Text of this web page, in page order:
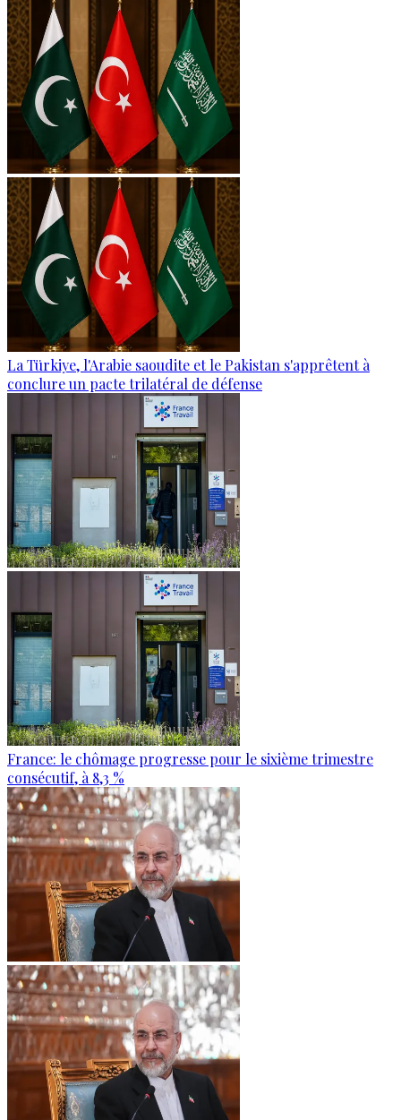
La Türkiye, l'Arabie saoudite et le Pakistan s'apprêtent à
conclure un pacte trilatéral de défense
France: le chômage progresse pour le sixième trimestre
consécutif, à 8,3 %